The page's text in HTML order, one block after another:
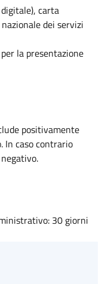
carta
dei servizi
la presentazione
positivamente
In caso contrario
30 giorni